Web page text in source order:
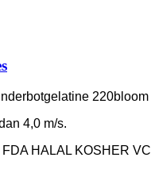
220bloom
4,0 m/s.
FDA HALAL KOSHER VC